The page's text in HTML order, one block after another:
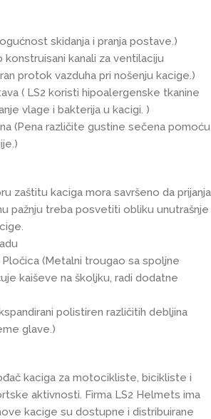
skidanja i pranja postave.)
konstruisani kanali za ventilaciju
protok vazduha pri nošenju kacige.)
( LS2 koristi hipoalergenske tkanine
vlage i bakterija u kacigi. )
(Pena različite gustine sečena pomoću
zaštitu kaciga mora savršeno da prijanja
pažnju treba posvetiti obliku unutrašnje
Pločica (Metalni trougao sa spoljne
kaiševe na školjku, radi dodatne
polistiren različitih debljina
glave.)
kaciga za motocikliste, bicikliste i
aktivnosti. Firma LS2 Helmets ima
kacige su dostupne i distribuirane